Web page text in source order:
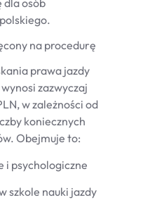
dla osób
na procedurę
prawa jazdy
zazwyczaj
w zależności od
koniecznych
Obejmuje to:
i psychologiczne
szkole nauki jazdy